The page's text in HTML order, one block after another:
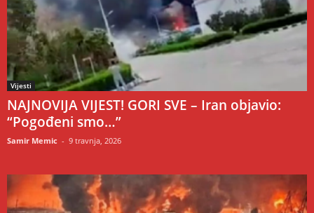
Vijesti
NAJNOVIJA VIJEST! GORI SVE – Iran objavio:
“Pogođeni smo…”
Samir Memic - 9 travnja, 2026